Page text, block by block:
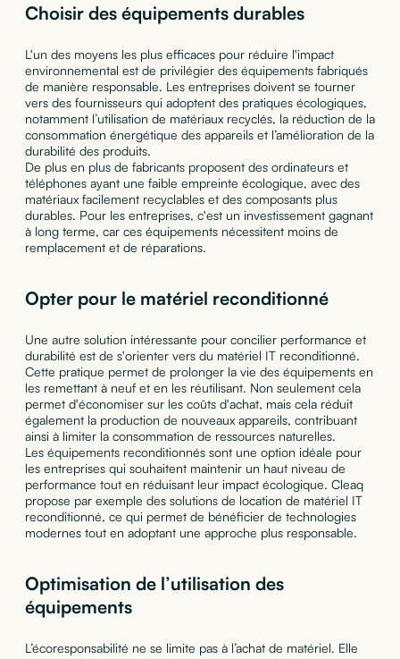
Choisir des équipements durables
L'un des moyens les plus efficaces pour réduire l'impact
environnemental est de privilégier des équipements fabriqués
de manière responsable. Les entreprises doivent se tourner
vers des fournisseurs qui adoptent des pratiques écologiques,
notamment l’utilisation de matériaux recyclés, la réduction de la
consommation énergétique des appareils et l’amélioration de la
durabilité des produits.
De plus en plus de fabricants proposent des ordinateurs et
téléphones ayant une faible empreinte écologique, avec des
matériaux facilement recyclables et des composants plus
durables. Pour les entreprises, c'est un investissement gagnant
à long terme, car ces équipements nécessitent moins de
remplacement et de réparations.
Opter pour le matériel reconditionné
Une autre solution intéressante pour concilier performance et
durabilité est de s'orienter vers du matériel IT reconditionné.
Cette pratique permet de prolonger la vie des équipements en
les remettant à neuf et en les réutilisant. Non seulement cela
permet d'économiser sur les coûts d'achat, mais cela réduit
également la production de nouveaux appareils, contribuant
ainsi à limiter la consommation de ressources naturelles.
Les équipements reconditionnés sont une option idéale pour
les entreprises qui souhaitent maintenir un haut niveau de
performance tout en réduisant leur impact écologique. Cleaq
propose par exemple des solutions de location de matériel IT
reconditionné, ce qui permet de bénéficier de technologies
modernes tout en adoptant une approche plus responsable.
Optimisation de l’utilisation des
équipements
L’écoresponsabilité ne se limite pas à l’achat de matériel. Elle